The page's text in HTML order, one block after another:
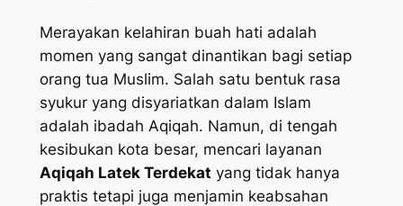
Merayakan kelahiran buah hati adalah
momen yang sangat dinantikan bagi setiap
orang tua Muslim. Salah satu bentuk rasa
syukur yang disyariatkan dalam Islam
adalah ibadah Aqiqah. Namun, di tengah
kesibukan kota besar, mencari layanan
Aqiqah Latek Terdekat yang tidak hanya
praktis tetapi juga menjamin keabsahan